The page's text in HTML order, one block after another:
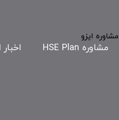
مشاوره HSE Plan اخبار